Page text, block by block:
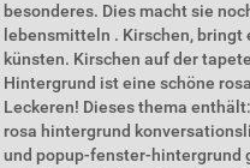
besonderes. Dies macht sie
lebensmitteln . Kirschen,
künsten. Kirschen auf der
Hintergrund ist eine schöne
Leckeren! Dieses thema
rosa hintergrund
und popup-fenster-hintergrund